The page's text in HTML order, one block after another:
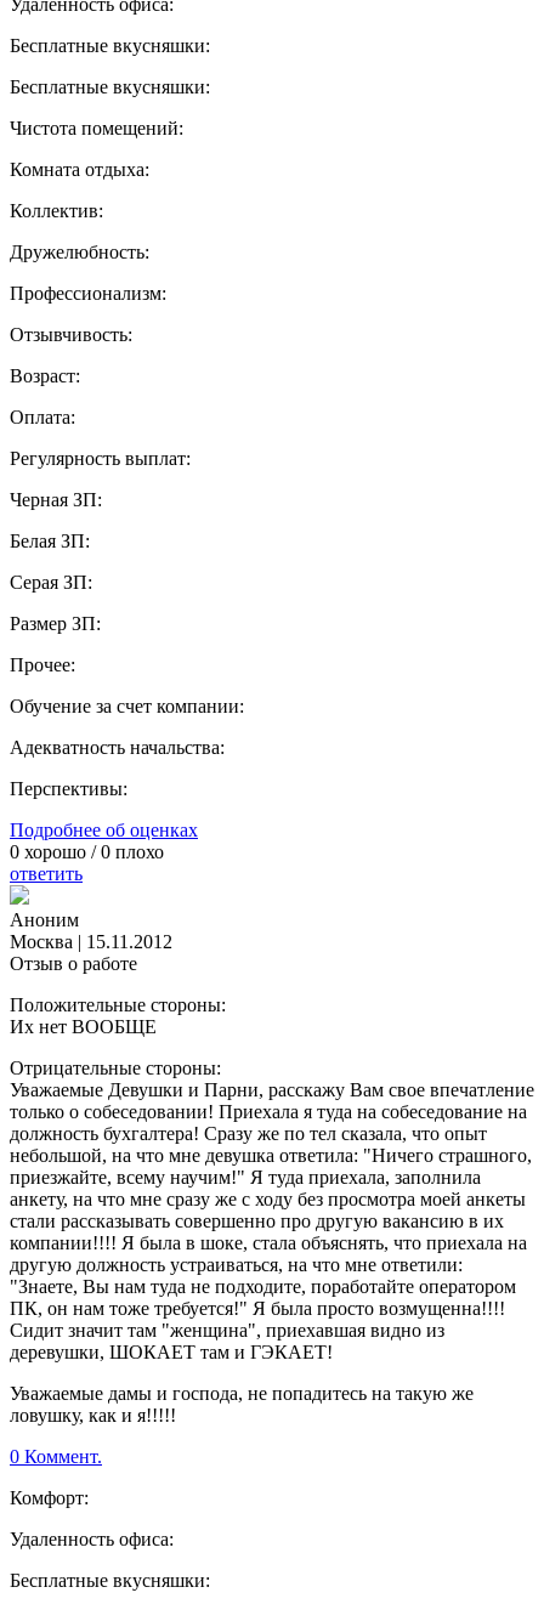
Удаленность офиса:
Бесплатные вкусняшки:
Бесплатные вкусняшки:
Чистота помещений:
Комната отдыха:
Коллектив:
Дружелюбность:
Профессионализм:
Отзывчивость:
Возраст:
Оплата:
Регулярность выплат:
Черная ЗП:
Белая ЗП:
Серая ЗП:
Размер ЗП:
Прочее:
Обучение за счет компании:
Адекватность начальства:
Перспективы:
Подробнее об оценках
0 хорошо /0 плохо
ответить
Аноним
Москва | 15.11.2012
Отзыв о работе
Положительные стороны:
Их нет ВООБЩЕ
Отрицательные стороны:
Уважаемые Девушки и Парни, расскажу Вам свое впечатление
только о собеседовании! Приехала я туда на собеседование на
должность бухгалтера! Сразу же по тел сказала, что опыт
небольшой, на что мне девушка ответила: "Ничего страшного,
приезжайте, всему научим!" Я туда приехала, заполнила
анкету, на что мне сразу же с ходу без просмотра моей анкеты
стали рассказывать совершенно про другую вакансию в их
компании!!!! Я была в шоке, стала объяснять, что приехала на
другую должность устраиваться, на что мне ответили:
"Знаете, Вы нам туда не подходите, поработайте оператором
ПК, он нам тоже требуется!" Я была просто возмущенна!!!!
Сидит значит там "женщина", приехавшая видно из
деревушки, ШОКАЕТ там и ГЭКАЕТ!
Уважаемые дамы и господа, не попадитесь на такую же
ловушку, как и я!!!!!
0 Коммент.
Комфорт:
Удаленность офиса:
Бесплатные вкусняшки: